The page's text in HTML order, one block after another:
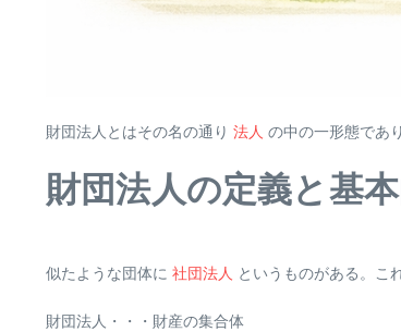
財団法人とはその名の通り 法人 の中の一形態であ
財団法人の定義と基
似たような団体に 社団法人 というものがある。こ
財団法人・・・財産の集合体